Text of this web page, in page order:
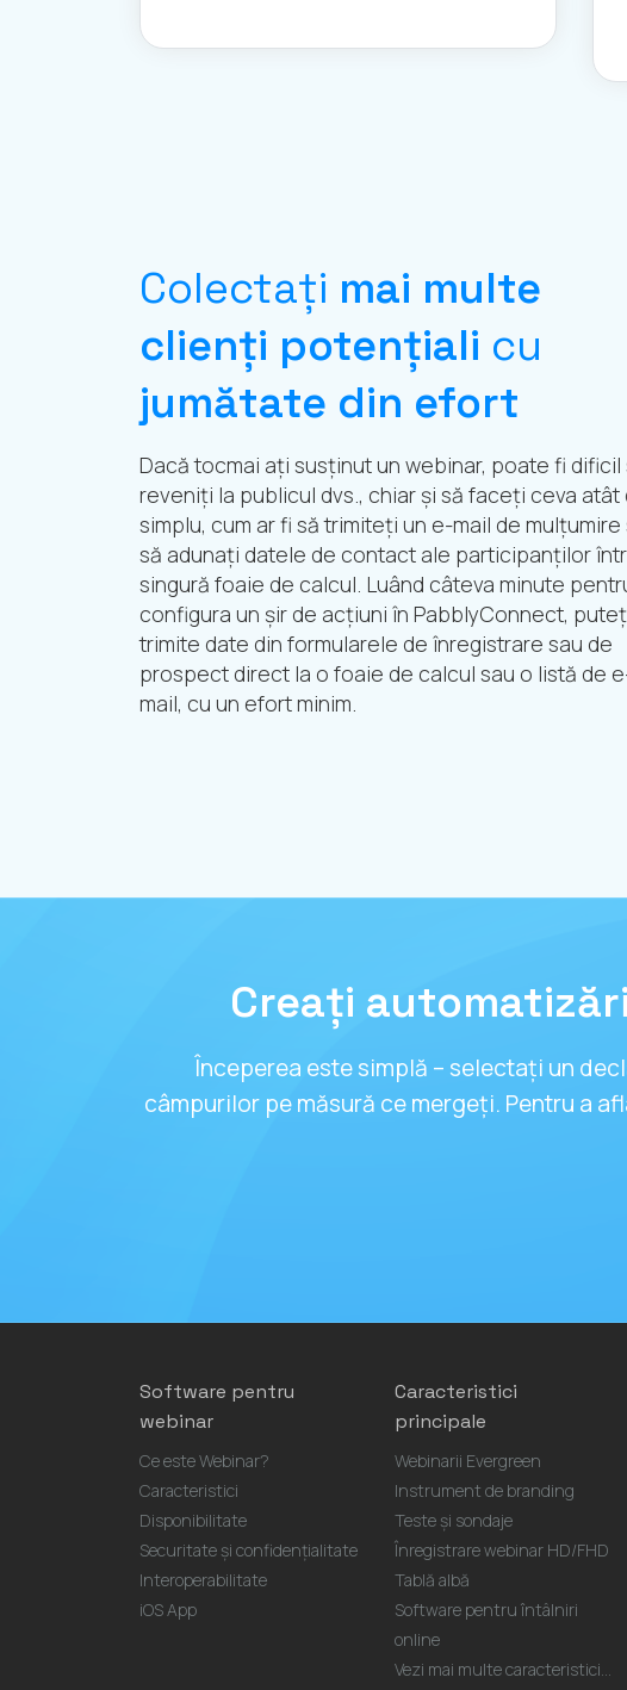
Colectați mai multe
clienți potențiali cu
jumătate din efort
Dacă tocmai ați susținut un webinar, poate fi dificil
reveniți la publicul dvs., chiar și să faceți ceva atât
simplu, cum ar fi să trimiteți un e-mail de mulțumire
să adunați datele de contact ale participanților
singură foaie de calcul. Luând câteva minute
configura un șir de acțiuni în PabblyConnect,
trimite date din formularele de înregistrare sau de
prospect direct la o foaie de calcul sau o listă de
mail, cu un efort minim.
Creați
Începerea este simplă – selectați un
câmpurilor pe măsură ce mergeți. Pentru a
Software pentru
webinar
Ce este Webinar?
Caracteristici
Disponibilitate
Securitate și confidențialitate
Interoperabilitate
iOS App
Caracteristici
principale
Webinarii Evergreen
Instrument de branding
Teste și sondaje
Înregistrare webinar HD/FHD
Tablă albă
Software pentru întâlniri
online
Vezi mai multe caracteristici...